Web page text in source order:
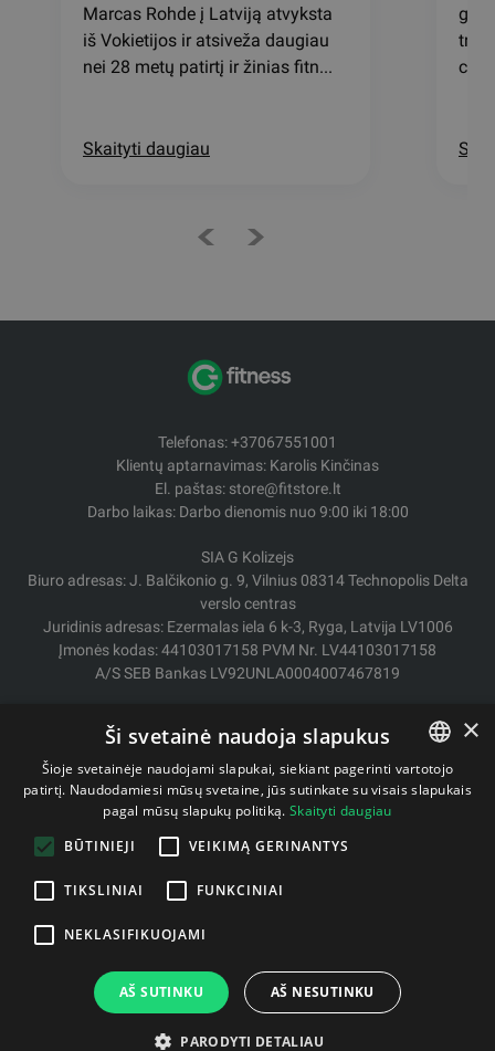
Marcas Rohde į Latviją atvyksta
iš Vokietijos ir atsiveža daugiau
nei 28 metų patirtį ir žinias fitn...
Skaityti daugiau
Telefonas: +37067551001
Klientų aptarnavimas: Karolis Kinčinas
El. paštas: store@fitstore.lt
Darbo laikas: Darbo dienomis nuo 9:00 iki 18:00
SIA G Kolizejs
Biuro adresas: J. Balčikonio g. 9, Vilnius 08314 Technopolis Delta
verslo centras
Juridinis adresas: Ezermalas iela 6 k-3, Ryga, Latvija LV1006
Įmonės kodas: 44103017158 PVM Nr. LV44103017158
A/S SEB Bankas LV92UNLA0004007467819
Mokėjimo būdai
Pirkimo sąlygos
Kontaktai
Privatumo politika
LITHUANIAN
×
Ši svetainė naudoja slapukus
Šioje svetainėje naudojami slapukai, siekiant pagerinti vartotojo
patirtį. Naudodamiesi mūsų svetaine, jūs sutinkate su visais slapukais
pagal mūsų slapukų politiką. Skaityti daugiau
BŪTINIEJI
VEIKIMĄ GERINANTYS
TIKSLINIAI FUNKCINIAI
NEKLASIFIKUOJAMI
AŠ SUTINKU AŠ NESUTINKU
PARODYTI DETALIAU